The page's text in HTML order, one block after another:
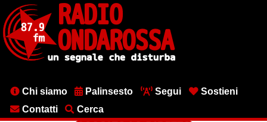
contenuto
principale
MenuChi siamo Palinsesto Segui
Sostieni
Contatti
Cerca